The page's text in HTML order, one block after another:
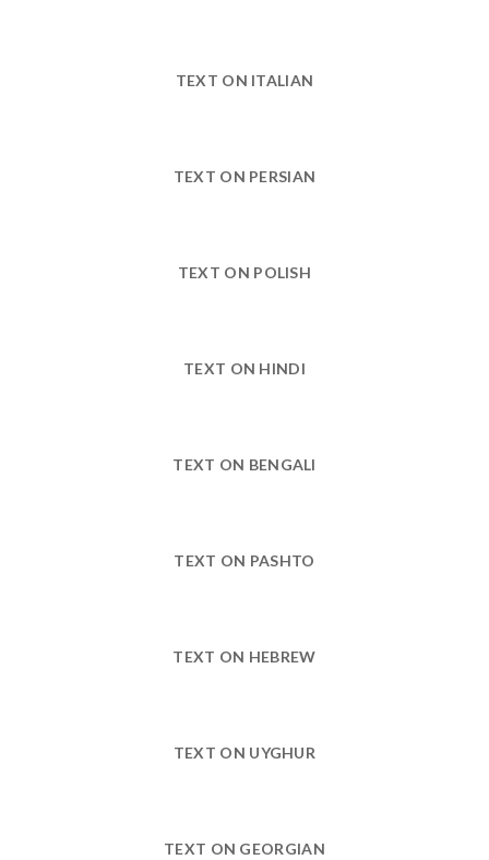
TEXT ON ITALIAN
TEXT ON PERSIAN
TEXT ON POLISH
TEXT ON HINDI
TEXT ON BENGALI
TEXT ON PASHTO
TEXT ON HEBREW
TEXT ON UYGHUR
TEXT ON GEORGIAN